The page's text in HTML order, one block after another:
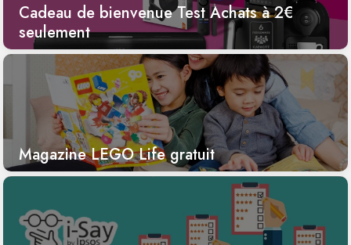
Cadeau de bienvenue Test Achats à 2€
seulement
Magazine LEGO Life gratuit